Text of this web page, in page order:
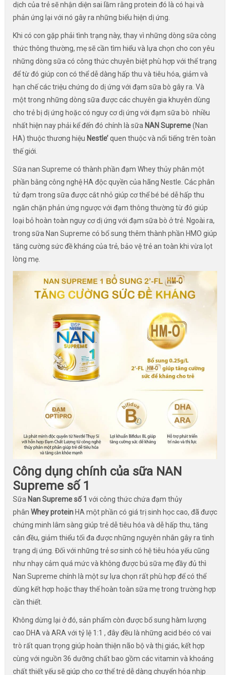
dịch của trẻ sẽ nhận diện sai lầm rằng protein đó là có hại và
phản ứng lại với nó gây ra những biểu hiện dị ứng.
Khi có con gặp phải tình trạng này, thay vì những dòng sữa công
thức thông thường, mẹ sẽ cần tìm hiểu và lựa chọn cho con yêu
những dòng sữa có công thức chuyên biệt phù hợp với thể trạng
để từ đó giúp con có thể dễ dàng hấp thu và tiêu hóa, giảm và
hạn chế các triệu chứng do dị ứng với đạm sữa bò gây ra. Và
một trong những dòng sữa được các chuyên gia khuyên dùng
cho trẻ bị dị ứng hoặc có nguy cơ dị ứng với đạm sữa bò nhiều
nhất hiện nay phải kể đến đó chính là sữa NAN Supreme(Nan
HA) thuộc thương hiệu Nestle’quen thuộc và nổi tiếng trên toàn
thế giới.
Sữa nan Supreme có thành phần đạm Whey thủy phân một
phần bằng công nghệ HA độc quyền của hãng Nestle. Các phân
tử đạm trong sữa được cắt nhỏ giúp cơ thể bé bé dễ hấp thu
ngăn chặn phản ứng ngược với đạm thông thường từ đó giúp
loại bỏ hoàn toàn nguy cơ dị ứng với đạm sữa bò ở trẻ. Ngoài ra,
trong sữa Nan Supreme có bổ sung thêm thành phần HMO giúp
tăng cường sức đề kháng của trẻ, bảo vệ trẻ an toàn khi vừa lọt
lòng mẹ.
Công dụng chính của sữa NAN
Supreme số 1
Sữa Nan Supreme số 1 với công thức chứa đạm thủy
phân Whey proteinHA một phần có giá trị sinh học cao, đã được
chứng minh lâm sàng giúp trẻ dễ tiêu hóa và dễ hấp thu, tăng
cân đều, giảm thiểu tối đa được những nguyên nhân gây ra tình
trạng dị ứng. Đối với những trẻ sơ sinh có hệ tiêu hóa yếu cũng
như nhạy cảm quá mức và không được bú sữa mẹ đầy đủ thì
Nan Supreme chính là một sự lựa chọn rất phù hợp để có thể
dùng kết hợp hoặc thay thế hoàn toàn sữa mẹ trong trường hợp
cần thiết.
Không dừng lại ở đó, sản phẩm còn được bổ sung hàm lượng
cao DHA và ARA với tỷ lệ 1:1 , đây đều là những acid béo có vai
trò rất quan trọng giúp hoàn thiện não bộ và thị giác, kết hợp
cùng với nguồn 36 dưỡng chất bao gồm các vitamin và khoáng
chất thiết yếu sẽ giúp cho cơ thể trẻ dễ dàng chuyển hóa nhịp